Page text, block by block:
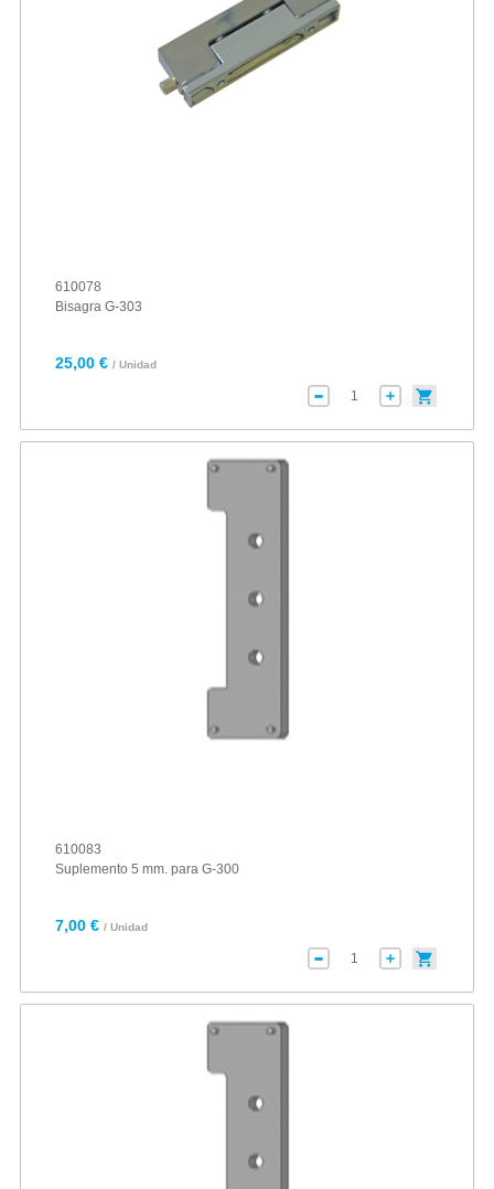
610078
Bisagra G-303
25,00 € / Unidad
610083
Suplemento 5 mm. para G-300
7,00 € / Unidad